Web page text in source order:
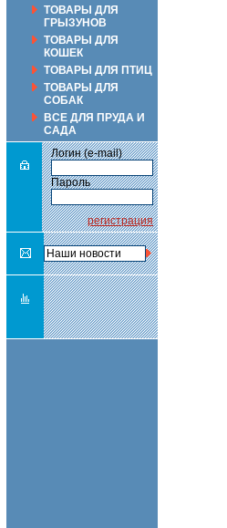
ТОВАРЫ ДЛЯ
ГРЫЗУНОВ
ТОВАРЫ ДЛЯ
КОШЕК
ТОВАРЫ ДЛЯ ПТИЦ
ТОВАРЫ ДЛЯ
СОБАК
ВСЕ ДЛЯ ПРУДА И
САДА
Логин (e-mail)
Пароль
регистрация